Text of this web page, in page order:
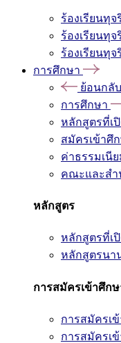
ร้องเรียนทุ
ร้องเรียนทุ
ร้องเรียนทุ
การศึกษา
ย้อนกลับ
การศึกษา
หลักสูตรที่เ
สมัครเข้าศึ
ค่าธรรมเนี
คณะและสำ
หลักสูตร
หลักสูตรที่เ
หลักสูตรนา
การสมัครเข้าศึก
การสมัครเ
การสมัครเ